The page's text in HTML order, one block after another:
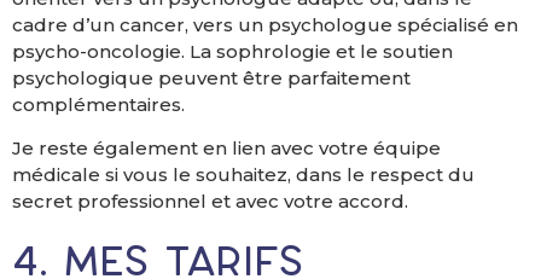
cadre d’un cancer, vers un psychologue spécialisé en
psycho-oncologie. La sophrologie et le soutien
psychologique peuvent être parfaitement
complémentaires.
Je reste également en lien avec votre équipe
médicale si vous le souhaitez, dans le respect du
secret professionnel et avec votre accord.
4. Mes tarifs